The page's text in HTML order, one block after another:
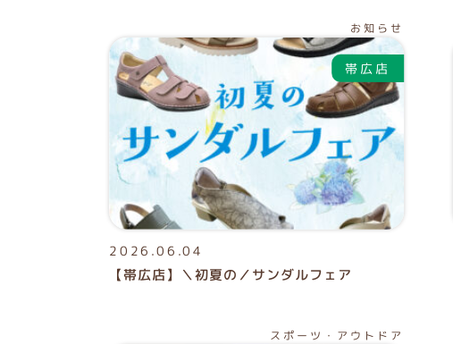
お知らせ
2026.06.04
【帯広店】＼初夏の／サンダルフェア
スポーツ・アウトドア